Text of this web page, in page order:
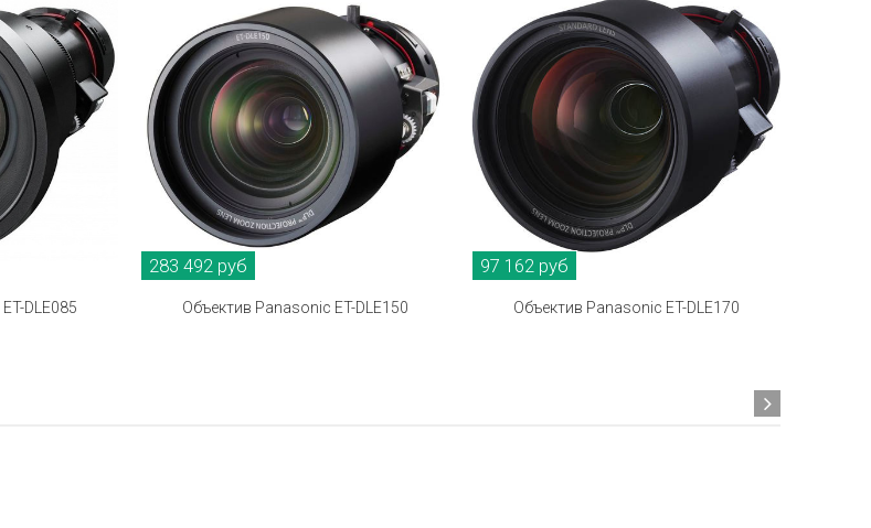
DLE085
283 492 руб
Объектив Panasonic ET-DLE150
97 162 руб
Объектив Panasonic ET-DLE170